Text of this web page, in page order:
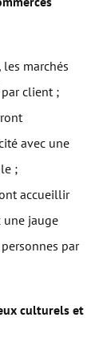
marchés
client ;
avec une
;
accueillir
une jauge
par
culturels et